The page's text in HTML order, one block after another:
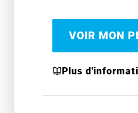
VOIR MON
Plus